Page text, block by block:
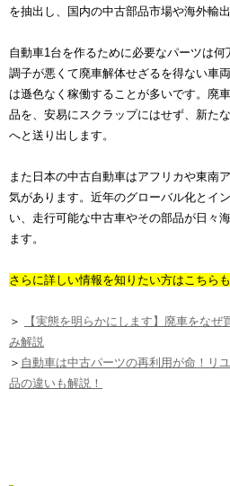
を抽出し、国内の中古部品市場や海外輸
自動車1台を作るために必要なパーツは
調子が悪くて廃車解体せざるを得ない車
は遜色なく稼働することが多いです。廃
品を、安易にスクラップにはせず、新た
へと送り出します。
また日本の中古自動車はアフリカや東南
気があります。近年のグローバル化とイ
い、走行可能な中古車やその部品が日々
ます。
さらに詳しい情報を知りたい方はこちら
＞
【実態を明らかにします】廃車をな
み解説
＞ 自動車は中古パーツの再利用が命！リ
品の違いも解説！